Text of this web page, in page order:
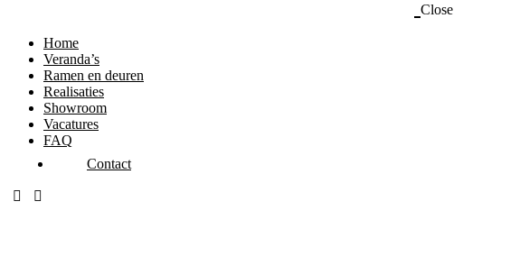
Close
Home
Veranda’s
Ramen en deuren
Realisaties
Showroom
Vacatures
FAQ
Contact